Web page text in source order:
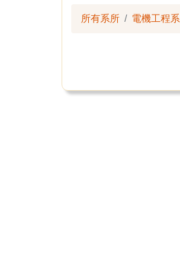
所有系所 電機工程系